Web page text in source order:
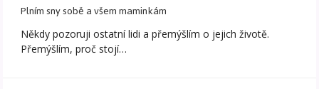
Plním sny sobě a všem maminkám
Někdy pozoruji ostatní lidi a přemýšlím o jejich životě.
Přemýšlím, proč stojí…